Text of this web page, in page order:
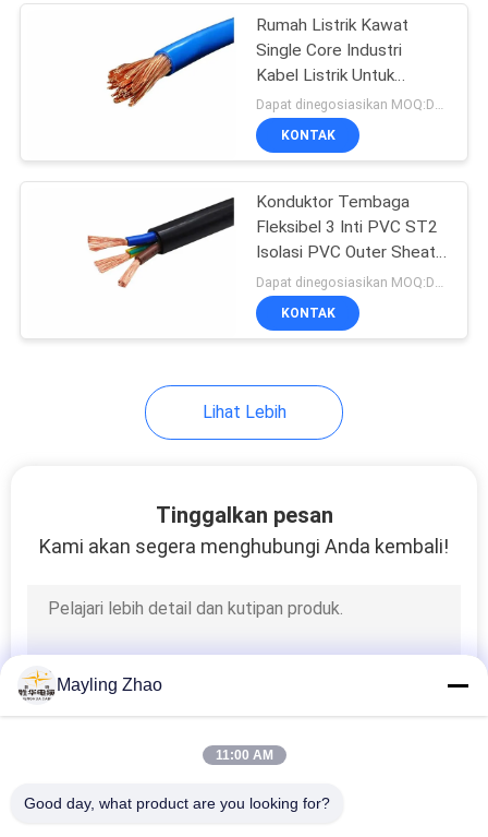
Rumah Listrik Kawat
Single Core Industri
Kabel Listrik Untuk
Peralatan Switch / Papan
Distribusi
Dapat dinegosiasikan MOQ:Dapat dinegosiasikan
KONTAK
Konduktor Tembaga
Fleksibel 3 Inti PVC ST2
Isolasi PVC Outer Sheath
Insulated Wire Cable
Dapat dinegosiasikan MOQ:Dapat dinegosiasikan
KONTAK
Lihat Lebih
Tinggalkan pesan
Kami akan segera menghubungi Anda kembali!
Mayling Zhao
11:00 AM
Good day, what product are you looking for?